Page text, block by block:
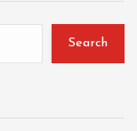
Search